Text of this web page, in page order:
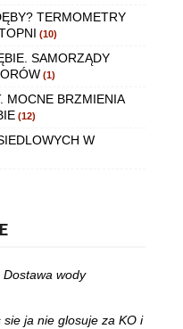
TERMOMETRY
(10)
SAMORZĄDY
(1)
MOCNE BRZMIENIA
(12)
W
wody
ja nie glosuje za KO i